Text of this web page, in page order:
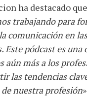
ha destacado
trabajando para
comunicación en las
Este pódcast es
aún más a los
las tendencias
nuestra profesión